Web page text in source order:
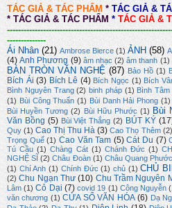
TÁC GIẢ & TÁC PHẨM * TÁC GIẢ &
* TÁC GIẢ & TÁC PHẨM * TÁC GIẢ &
--------------
Ái Nhân (21) Ambrose Bierce (1) ẢNH (58)
(4) Anh Phương (9) âm nhạc (2) âm thanh (1)
BÀN TRÒN VĂN NGHỆ (87) Bảo Hồ (1)
Bích Ái (3) Bích Lê (4) Bích Ngọc (1) Bích
Bình Nguyên Trang (2) binh pháp (1) Bình Tâm
(1) Bùi Công Thuấn (1) Bùi Danh Hải Phong (1)
Bùi Huyền Tương (2) Bùi Hữu Phước (1) Bùi
Văn Bồng (5) Bùi Việt Thắng (2) BÚT KÝ
Quy (1) Cao Thị Thu Hà (3) Cao Thọ Thêm (2)
Trọng Quế (1) Cao Văn Tam (5) Cát Du (7)
Tú Cầu (1) Chàng Cát (1) Chánh Đức (1)
NGHỆ SĨ (2) Châu Đoàn (1) Châu Quang Phước
(1) Chí Anh (1) Chính Đức (1) chủ (1) CHỦ
(2) Chu Ngạn Thư (10) Chu Trầm Nguyên
Lâm (1) Cỏ Dại (7) covid 19 (1) Công Nguyễn
văn chương (1) CỬA SỔ VĂN HÓA (6) Dạ